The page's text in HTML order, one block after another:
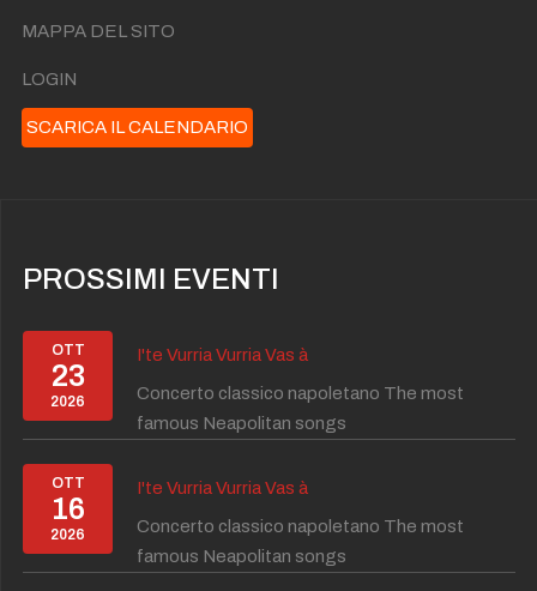
MAPPA DEL SITO
LOGIN
SCARICA IL CALENDARIO
PROSSIMI EVENTI
OTT
23
2026
I'te Vurria Vurria Vas à
Concerto classico napoletano The most
famous Neapolitan songs
OTT
16
2026
I'te Vurria Vurria Vas à
Concerto classico napoletano The most
famous Neapolitan songs